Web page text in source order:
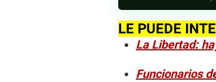
LE PUEDE
La Libertad:
Funcionarios